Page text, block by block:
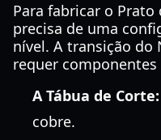
Para fabricar o Prato
precisa de uma
nível. A transição do
requer
A Tábua de Corte:
cobre.